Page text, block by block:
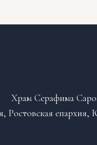
Храм Серафима
епархия,